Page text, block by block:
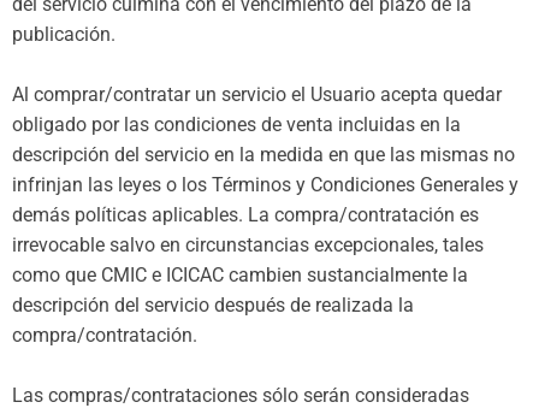
publicación.
Al comprar/contratar un servicio el Usuario acepta quedar
obligado por las condiciones de venta incluidas en la
descripción del servicio en la medida en que las mismas no
infrinjan las leyes o los Términos y Condiciones Generales y
demás políticas aplicables. La compra/contratación es
irrevocable salvo en circunstancias excepcionales, tales
como que CMIC e ICICAC cambien sustancialmente la
descripción del servicio después de realizada la
compra/contratación.
Las compras/contrataciones sólo serán consideradas